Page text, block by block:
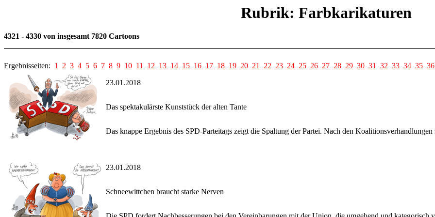
Rubrik: Farbkarikaturen
4321 - 4330 von insgesamt 7820 Cartoons
Ergebnisseiten: 1 2 3 4 5 6 7 8 9 10 11 12 13 14 15 16 17 18 19 20 21 22 23 24 25 26 27 28 29 30 31 32 33 34 35 36
23.01.2018
Das spektakulärste Kunststück der alten Tante
Das knappe Ergebnis des SPD-Parteitags zeigt die Spaltung der Partei. Nach den
23.01.2018
Schneewittchen braucht starke Nerven